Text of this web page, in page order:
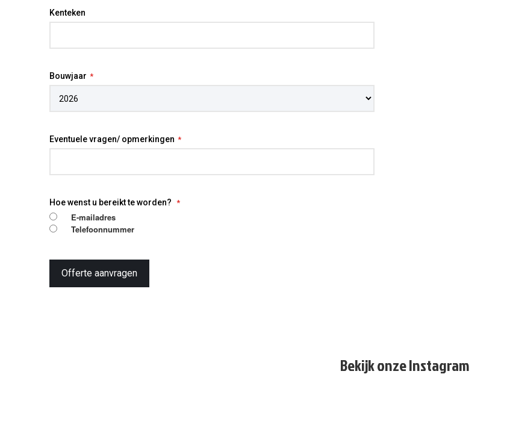
Kenteken
Bouwjaar
Eventuele vragen/ opmerkingen
Hoe wenst u bereikt te worden?
E-mailadres
Telefoonnummer
Offerte aanvragen
Bekijk onze Instagram